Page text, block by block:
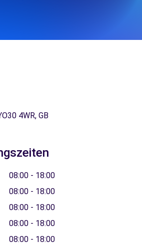
4WR, GB
08:00 - 18:00
08:00 - 18:00
08:00 - 18:00
08:00 - 18:00
08:00 - 18:00